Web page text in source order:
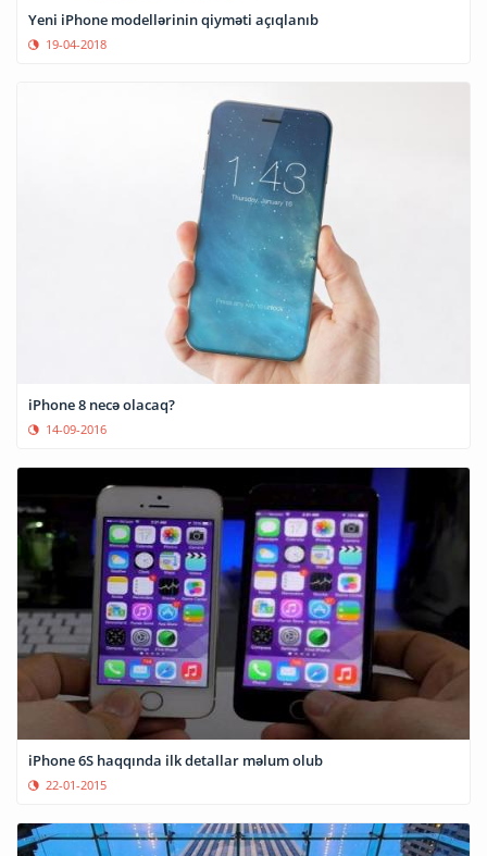
Yeni iPhone modellərinin qiyməti açıqlanıb
19-04-2018
iPhone 8 necə olacaq?
14-09-2016
iPhone 6S haqqında ilk detallar məlum olub
22-01-2015